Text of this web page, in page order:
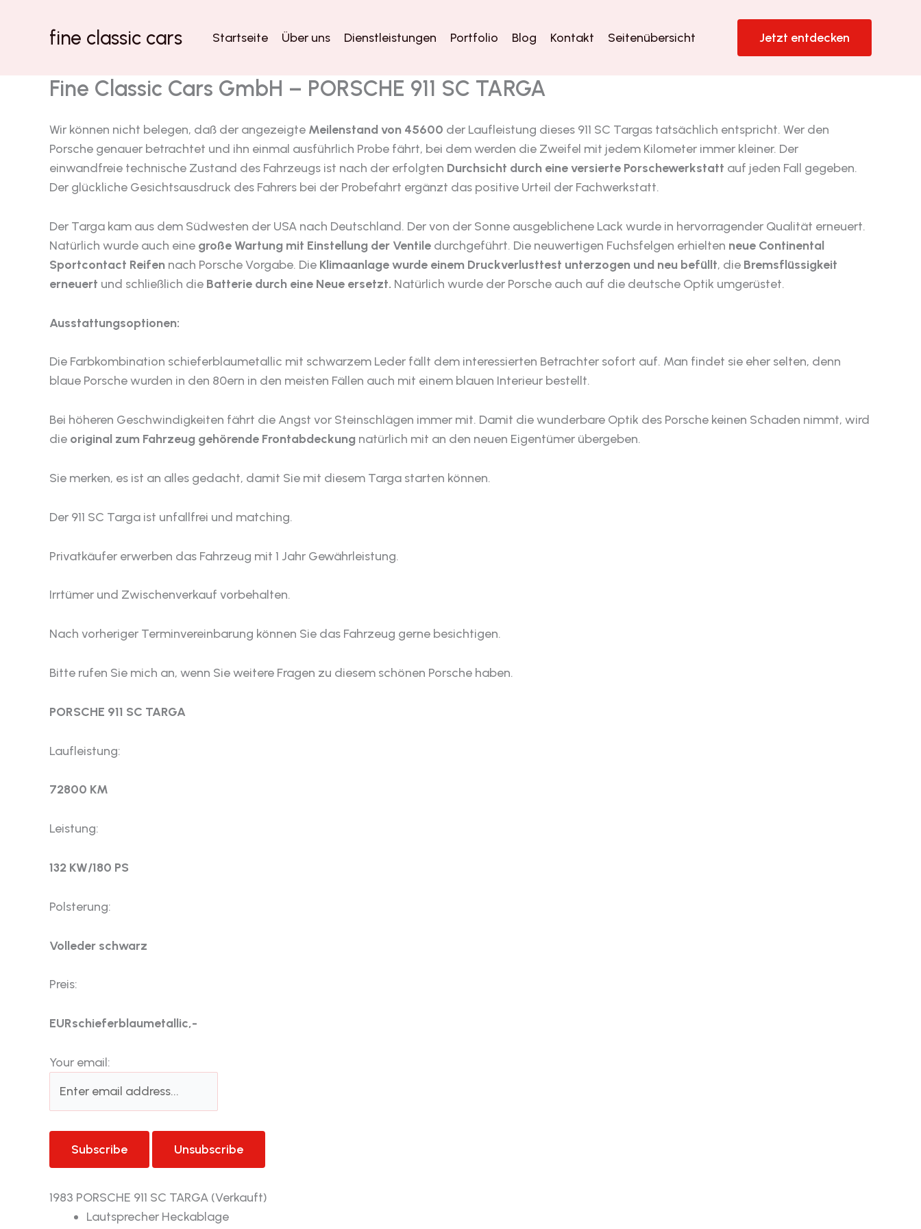
fine classic cars Startseite Über uns Dienstleistungen Portfolio Blog Kontakt Seitenübersicht Jetzt entdecken
Fine Classic Cars GmbH – PORSCHE 911 SC TARGA
Wir können nicht belegen, daß der angezeigte Meilenstand von 45600 der Laufleistung dieses 911 SC Targas tatsächlich entspricht. Wer den
Porsche genauer betrachtet und ihn einmal ausführlich Probe fährt, bei dem werden die Zweifel mit jedem Kilometer immer kleiner. Der
einwandfreie technische Zustand des Fahrzeugs ist nach der erfolgten Durchsicht durch eine versierte Porschewerkstatt auf jeden Fall gegeben.
Der glückliche Gesichtsausdruck des Fahrers bei der Probefahrt ergänzt das positive Urteil der Fachwerkstatt.
Der Targa kam aus dem Südwesten der USA nach Deutschland. Der von der Sonne ausgeblichene Lack wurde in hervorragender Qualität erneuert.
Natürlich wurde auch eine große Wartung mit Einstellung der Ventile durchgeführt. Die neuwertigen Fuchsfelgen erhielten neue Continental
Sportcontact Reifen nach Porsche Vorgabe. Die Klimaanlage wurde einem Druckverlusttest unterzogen und neu befüllt, die Bremsflüssigkeit
erneuert und schließlich die Batterie durch eine Neue ersetzt. Natürlich wurde der Porsche auch auf die deutsche Optik umgerüstet.
Ausstattungsoptionen:
Die Farbkombination schieferblaumetallic mit schwarzem Leder fällt dem interessierten Betrachter sofort auf. Man findet sie eher selten, denn
blaue Porsche wurden in den 80ern in den meisten Fällen auch mit einem blauen Interieur bestellt.
Bei höheren Geschwindigkeiten fährt die Angst vor Steinschlägen immer mit. Damit die wunderbare Optik des Porsche keinen Schaden nimmt, wird
die original zum Fahrzeug gehörende Frontabdeckung natürlich mit an den neuen Eigentümer übergeben.
Sie merken, es ist an alles gedacht, damit Sie mit diesem Targa starten können.
Der 911 SC Targa ist unfallfrei und matching.
Privatkäufer erwerben das Fahrzeug mit 1 Jahr Gewährleistung.
Irrtümer und Zwischenverkauf vorbehalten.
Nach vorheriger Terminvereinbarung können Sie das Fahrzeug gerne besichtigen.
Bitte rufen Sie mich an, wenn Sie weitere Fragen zu diesem schönen Porsche haben.
PORSCHE 911 SC TARGA
Laufleistung:
72800 KM
Leistung:
132 KW/180 PS
Polsterung:
Volleder schwarz
Preis:
EURschieferblaumetallic,-
Your email:
1983 PORSCHE 911 SC TARGA (Verkauft)
Lautsprecher Heckablage